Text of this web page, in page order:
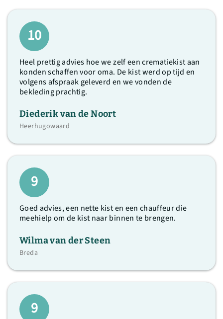
10
Heel prettig advies hoe we zelf een crematiekist aan
konden schaffen voor oma. De kist werd op tijd en
volgens afspraak geleverd en we vonden de
bekleding prachtig.
Diederik van de Noort
Heerhugowaard
9
Goed advies, een nette kist en een chauffeur die
meehielp om de kist naar binnen te brengen.
Wilma van der Steen
Breda
9